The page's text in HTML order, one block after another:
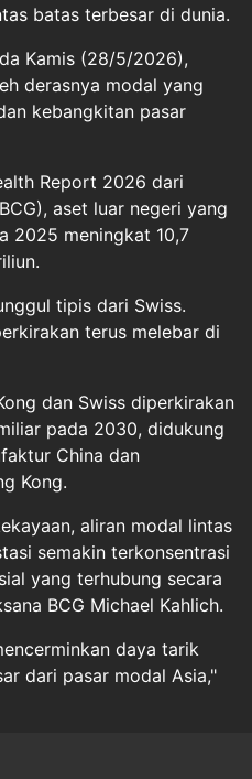
batas terbesar di dunia.
Kamis (28/5/2026),
derasnya modal yang
kebangkitan pasar
Report 2026 dari
aset luar negeri yang
2025 meningkat 10,7
tipis dari Swiss.
terus melebar di
dan Swiss diperkirakan
pada 2030, didukung
China dan
Kong.
aliran modal lintas
semakin terkonsentrasi
yang terhubung secara
BCG Michael Kahlich.
daya tarik
dari pasar modal Asia,"